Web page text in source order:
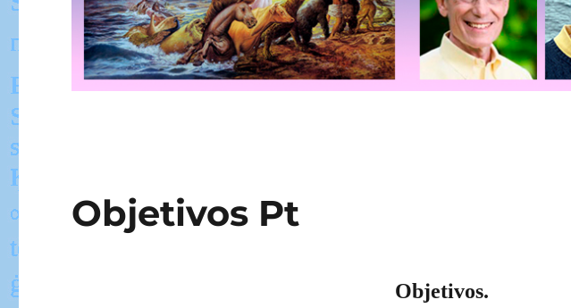
Objetivos Pt
Objetivos.